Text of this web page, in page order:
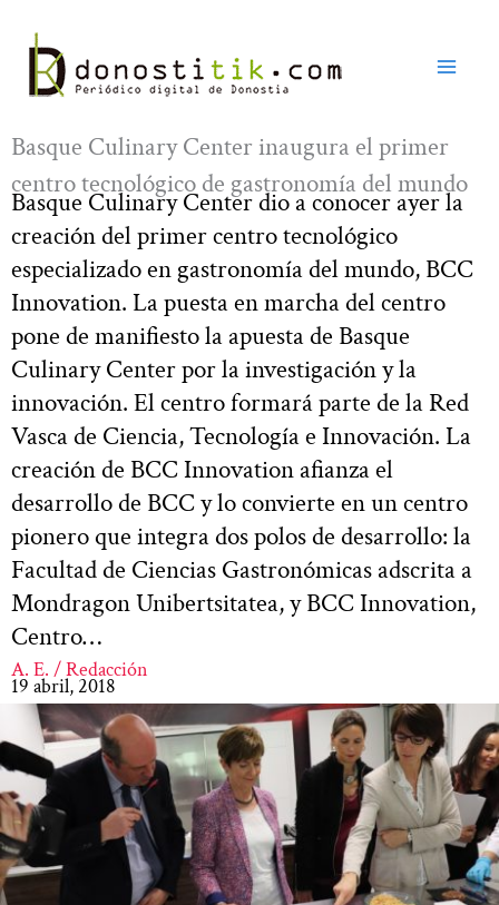
contenido
Basque Culinary Center inaugura el primer
centro tecnológico de gastronomía del mundo
Basque Culinary Center dio a conocer ayer la
creación del primer centro tecnológico
especializado en gastronomía del mundo, BCC
Innovation. La puesta en marcha del centro
pone de manifiesto la apuesta de Basque
Culinary Center por la investigación y la
innovación. El centro formará parte de la Red
Vasca de Ciencia, Tecnología e Innovación. La
creación de BCC Innovation afianza el
desarrollo de BCC y lo convierte en un centro
pionero que integra dos polos de desarrollo: la
Facultad de Ciencias Gastronómicas adscrita a
Mondragon Unibertsitatea, y BCC Innovation,
Centro…
A. E. / Redacción
19 abril, 2018